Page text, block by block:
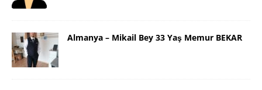
Almanya – Mikail Bey 33 Yaş Memur BEKAR